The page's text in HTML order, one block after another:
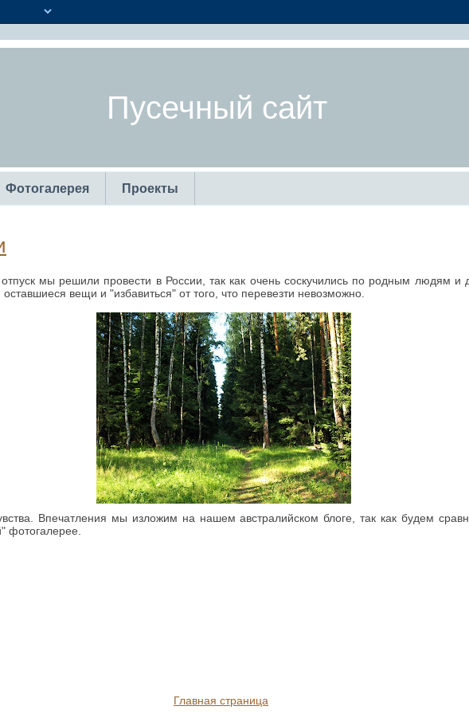
Пусечный сайт
Фотогалерея Проекты
мы решили провести в России, так как очень соскучились по родным людям и
вещи и "избавиться" от того, что перевезти невозможно.
Впечатления мы изложим на нашем австралийском блоге, так как будем
фотогалерее.
Главная страница